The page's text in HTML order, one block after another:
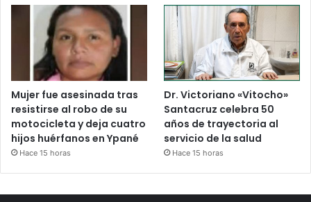
Mujer fue asesinada tras
resistirse al robo de su
motocicleta y deja cuatro
hijos huérfanos en Ypané
Hace 15 horas
Dr. Victoriano «Vitocho»
Santacruz celebra 50
años de trayectoria al
servicio de la salud
Hace 15 horas